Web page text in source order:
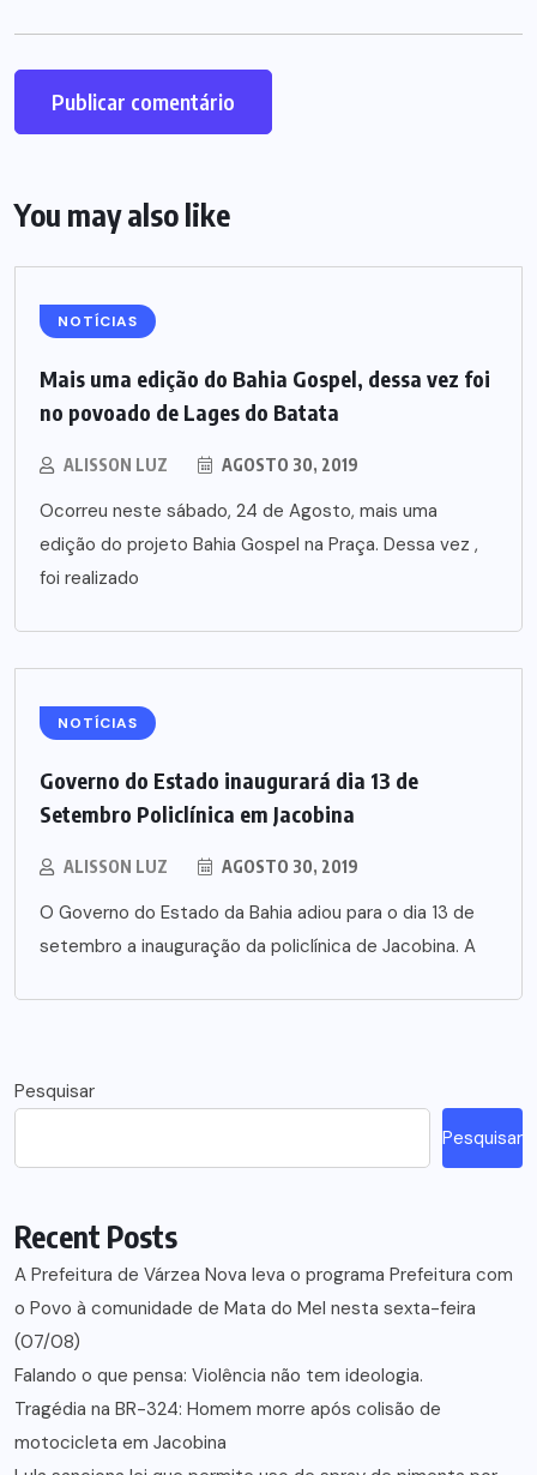
You may also like
NOTÍCIAS
Mais uma edição do Bahia Gospel, dessa vez foi
no povoado de Lages do Batata
ALISSON LUZ AGOSTO 30, 2019
Ocorreu neste sábado, 24 de Agosto, mais uma
edição do projeto Bahia Gospel na Praça. Dessa vez ,
foi realizado
NOTÍCIAS
Governo do Estado inaugurará dia 13 de
Setembro Policlínica em Jacobina
ALISSON LUZ AGOSTO 30, 2019
O Governo do Estado da Bahia adiou para o dia 13 de
setembro a inauguração da policlínica de Jacobina. A
Pesquisar
Pesquisar
Recent Posts
A Prefeitura de Várzea Nova leva o programa Prefeitura com
o Povo à comunidade de Mata do Mel nesta sexta-feira
(07/08)
Falando o que pensa: Violência não tem ideologia.
Tragédia na BR-324: Homem morre após colisão de
motocicleta em Jacobina